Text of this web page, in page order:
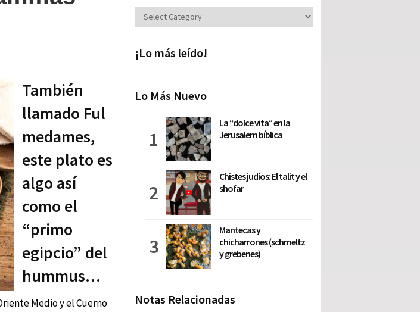
También
llamado Ful
medames,
este plato es
algo así
como el
“primo
egipcio” del
hummus…
Medio y el Cuerno
Secciones
¡Lo más leído!
Lo Más Nuevo
La “dolce vita” en la
Jerusalem bíblica
Chistes judíos: El talit y el
shofar
Mantecas y
chicharrones (schmeltz
y grebenes)
Notas Relacionadas